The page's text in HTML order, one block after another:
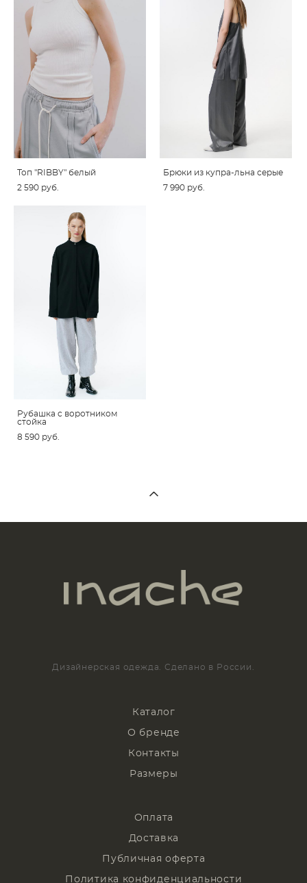
Топ "RIBBY" белый
2 590 pуб.
Брюки из купра-льна серые
7 990 pуб.
Рубашка c воротником
стойка
8 590 pуб.
Дизайнерская одежда. Сделано в России.
Каталог
О бренде
Контакты
Размеры
Оплата
Доставка
Публичная оферта
Политика конфиденциальности